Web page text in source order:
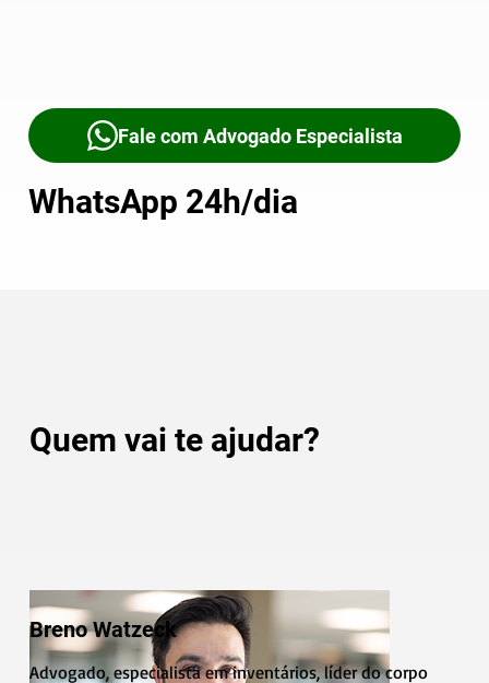
Fale com Advogado Especialista
WhatsApp 24h/dia
Quem vai te ajudar?
Breno Watzeck
Advogado, especialista em inventários, líder do corpo